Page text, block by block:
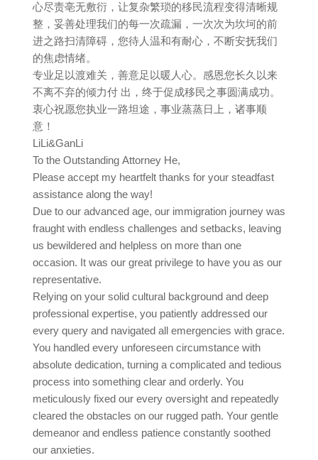
心尽责亳无敷衍，让复杂繁琐的移民流程变得清晰规
整，妥善处理我们的每一次疏漏，一次次为坎坷的前
进之路扫清障碍，您待人温和有耐心，不断安抚我们
的焦虑情绪。
专业足以渡难关，善意足以暖人心。感恩您长久以来
不离不弃的倾力付 出，终于促成移民之事圆满成功。
衷心祝愿您执业一路坦途，事业蒸蒸日上，诸事顺
意！
LiLi&GanLi
To the Outstanding Attorney He,
Please accept my heartfelt thanks for your steadfast
assistance along the way!
Due to our advanced age, our immigration journey was
fraught with endless challenges and setbacks, leaving
us bewildered and helpless on more than one
occasion. It was our great privilege to have you as our
representative.
Relying on your solid cultural background and deep
professional expertise, you patiently addressed our
every query and navigated all emergencies with grace.
You handled every unforeseen circumstance with
absolute dedication, turning a complicated and tedious
process into something clear and orderly. You
meticulously fixed our every oversight and repeatedly
cleared the obstacles on our rugged path. Your gentle
demeanor and endless patience constantly soothed
our anxieties.